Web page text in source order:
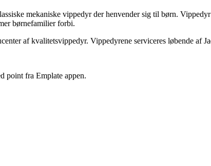
mekaniske vippedyr der henvender sig til børn.
børnefamilier forbi.
af kvalitetsvippedyr. Vippedyrene serviceres løbende af
point fra Emplate appen.